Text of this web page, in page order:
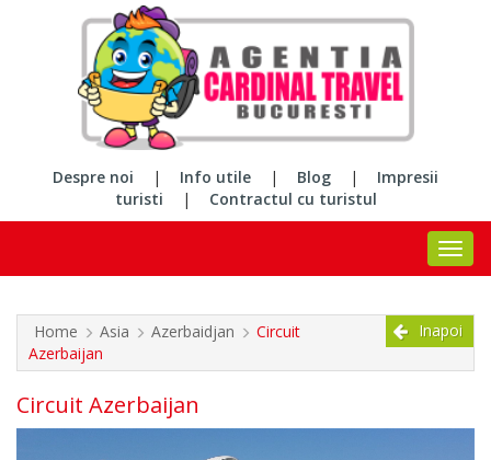
Despre noi | Info utile | Blog |
Impresii
turisti
| Contractul cu turistul
Home Asia Azerbaidjan
Circuit
Azerbaijan
Inapoi
Circuit Azerbaijan